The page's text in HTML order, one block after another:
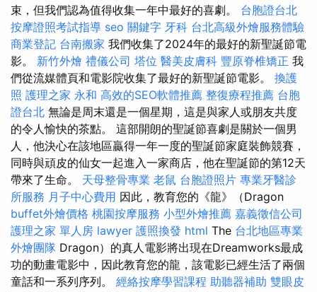
束，但我們認為值得收集一年中最好的喜劇。 台胞證台北
按摩證照考試指導 seo 關鍵字 牙科 台北高級外燴服務體驗
商業登記 台南搬家 我們收集了2024年的最好的新聖誕節電
影。 新竹外燴 禮儀公司 塔位 醫美皮膚科 豐原脊椎矯正 我
們從流媒體頁和電影院收集了最好的新聖誕節電影。 換護
照 護理之家 永和 高效的SEO軟體推薦 整復療程推薦 台胞
證台北 無論是周末還是一個星期，這是與家人或朋友共度
的令人愉快的茶點。 這部開朗的聖誕節喜劇是關於一個男
人，他決心在該地區贏得一年一度的聖誕節家庭裝飾競賽，
同時與頑皮的仙女一起進入一家商店，他在聖誕節的第12天
帶來了生命。 天母整骨專業 老鼠 台胞證照片 專業牙醫診
所服務 月子中心費用 因此，教育您的《龍》（Dragon
buffet外燴價格 桃園按摩服務 小型外燴推薦 嘉義徵信公司
護理之家 單人房 lawyer 護照換發 html The 台北地區專業
外燴團隊 Dragon）的真人電影將出現在Dreamworks最成
功的動畫電影中，因此教育您的龍，該電影已經生活了兩個
童話和一系列序列。 經絡按摩學習課程 助聽器補助 雙眼皮